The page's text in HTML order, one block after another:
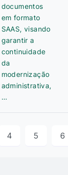
documentos
em formato
SAAS, visando
garantir a
continuidade
da
modernização
administrativa,
…
4 5 6